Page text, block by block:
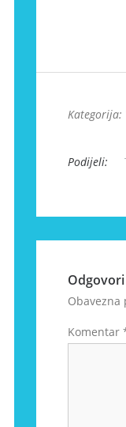
Kategorija:
Podijeli:
Odgovori
Obavezna
Komentar